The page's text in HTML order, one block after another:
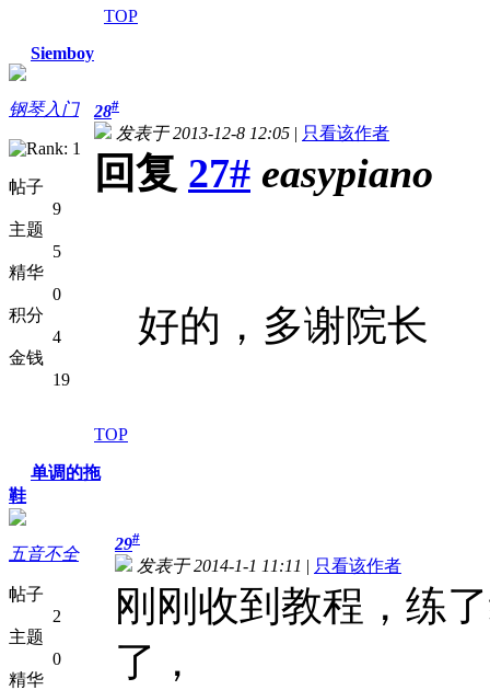
TOP
Siemboy
钢琴入门
帖子
9
主题
5
精华
0
积分
4
金钱
19
28#
发表于 2013-12-8 12:05 | 只看该作者
回复 27# easypiano
好的，多谢院长
TOP
单调的拖
鞋
五音不全
帖子
2
主题
0
精华
29#
发表于 2014-1-1 11:11 | 只看该作者
刚刚收到教程，练
了，